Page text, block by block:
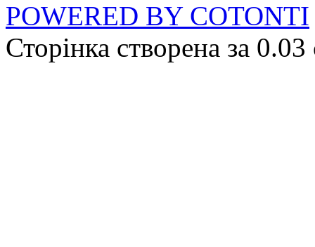
POWERED BY COTONTI
Сторінка створена за